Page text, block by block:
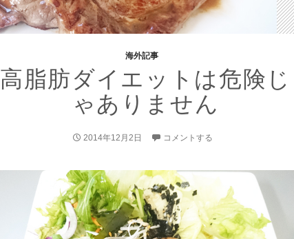
海外記事
高脂肪ダイエットは危険じ
ゃありません
2014年12月2日 コメントする